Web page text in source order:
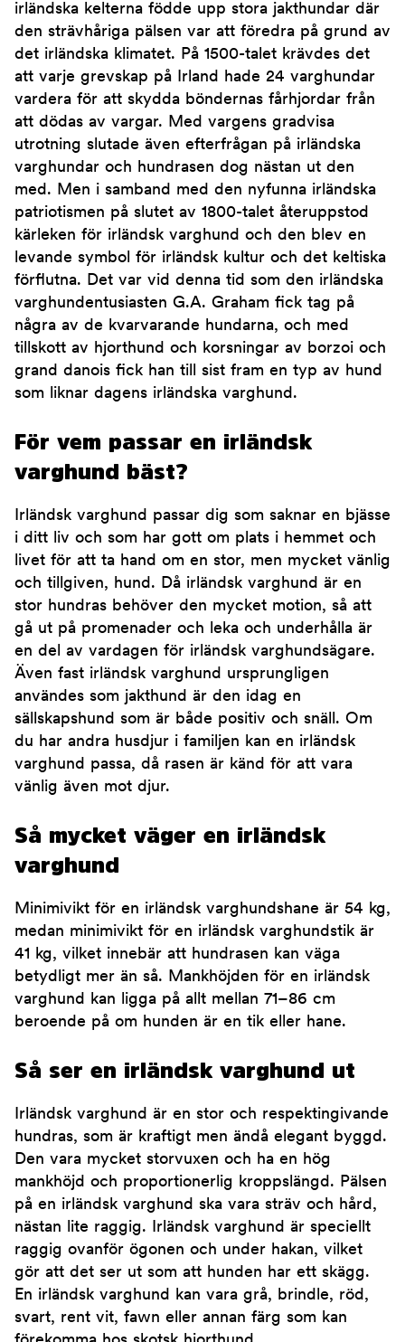
irländska kelterna födde upp stora jakthundar där
den strävhåriga pälsen var att föredra på grund av
det irländska klimatet. På 1500-talet krävdes det
att varje grevskap på Irland hade 24 varghundar
vardera för att skydda böndernas fårhjordar från
att dödas av vargar. Med vargens gradvisa
utrotning slutade även efterfrågan på irländska
varghundar och hundrasen dog nästan ut den
med. Men i samband med den nyfunna irländska
patriotismen på slutet av 1800-talet återuppstod
kärleken för irländsk varghund och den blev en
levande symbol för irländsk kultur och det keltiska
förflutna. Det var vid denna tid som den irländska
varghundentusiasten G.A. Graham fick tag på
några av de kvarvarande hundarna, och med
tillskott av hjorthund och korsningar av borzoi och
grand danois fick han till sist fram en typ av hund
som liknar dagens irländska varghund.
För vem passar en irländsk
varghund bäst?
Irländsk varghund passar dig som saknar en bjässe
i ditt liv och som har gott om plats i hemmet och
livet för att ta hand om en stor, men mycket vänlig
och tillgiven, hund. Då irländsk varghund är en
stor hundras behöver den mycket motion, så att
gå ut på promenader och leka och underhålla är
en del av vardagen för irländsk varghundsägare.
Även fast irländsk varghund ursprungligen
användes som jakthund är den idag en
sällskapshund som är både positiv och snäll. Om
du har andra husdjur i familjen kan en irländsk
varghund passa, då rasen är känd för att vara
vänlig även mot djur.
Så mycket väger en irländsk
varghund
Minimivikt för en irländsk varghundshane är 54 kg,
medan minimivikt för en irländsk varghundstik är
41 kg, vilket innebär att hundrasen kan väga
betydligt mer än så. Mankhöjden för en irländsk
varghund kan ligga på allt mellan 71–86 cm
beroende på om hunden är en tik eller hane.
Så ser en irländsk varghund ut
Irländsk varghund är en stor och respektingivande
hundras, som är kraftigt men ändå elegant byggd.
Den vara mycket storvuxen och ha en hög
mankhöjd och proportionerlig kroppslängd. Pälsen
på en irländsk varghund ska vara sträv och hård,
nästan lite raggig. Irländsk varghund är speciellt
raggig ovanför ögonen och under hakan, vilket
gör att det ser ut som att hunden har ett skägg.
En irländsk varghund kan vara grå, brindle, röd,
svart, rent vit, fawn eller annan färg som kan